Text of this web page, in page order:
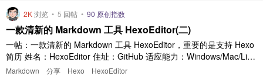
2K浏览 • 5 回帖 • 90 原创指数
一款清新的 Markdown 工具 HexoEditor(二)
一帖：一款清新的 Markdown 工具 HexoEditor，重要的是支持 Hexo
简历 姓名：HexoEditor 住址：GitHub 适应能力：Windows/Mac/Linu
x 技能 HexoEditor 预览内容与 Hexo 生成页面内容高度相似 支持 He
Markdown 分享 Hexo HexoEditor